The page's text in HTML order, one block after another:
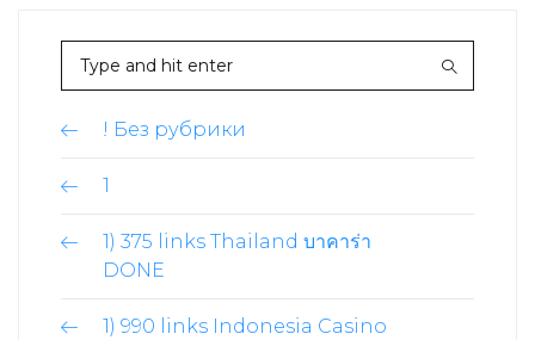
! Без рубрики
1
1) 375 links Thailand บาคาร่า
DONE
1) 990 links Indonesia Casino